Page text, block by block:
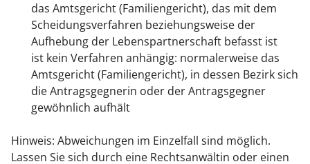
das Amtsgericht (Familiengericht), das mit dem
Scheidungsverfahren beziehungsweise der
Aufhebung der Lebenspartnerschaft befasst ist
ist kein Verfahren anhängig: normalerweise das
Amtsgericht (Familiengericht), in dessen Bezirk sich
die Antragsgegnerin oder der Antragsgegner
gewöhnlich aufhält
Hinweis: Abweichungen im Einzelfall sind möglich.
Lassen Sie sich durch eine Rechtsanwältin oder einen